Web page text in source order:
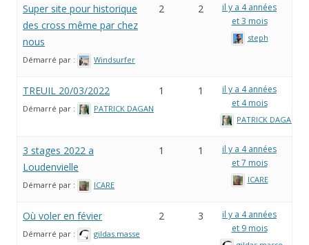
Super site pour historique
des cross même par chez
nous
Démarré par : Windsurfer
2 2
il y a 4 années
et 3 mois
steph
TREUIL 20/03/2022
Démarré par : PATRICK DAGAN
1 1
il y a 4 années
et 4 mois
PATRICK DAGAN
3 stages 2022 a
Loudenvielle
Démarré par : ICARE
1 1
il y a 4 années
et 7 mois
ICARE
Où voler en févier
Démarré par : gildas.masse
2 3
il y a 4 années
et 9 mois